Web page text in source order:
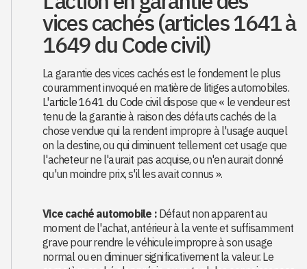
vices cachés (articles 1641 à
1649 du Code civil)
La garantie des vices cachés est le fondement le plus
couramment invoqué en matière de litiges automobiles.
L'article 1641 du Code civildispose que « le vendeur est
tenu de la garantie à raison des défauts cachés de la
chose vendue qui la rendent impropre à l'usage auquel
on la destine, ou qui diminuent tellement cet usage que
l'acheteur ne l'aurait pas acquise, ou n'en aurait donné
qu'un moindre prix, s'il les avait connus ».
Vice caché automobile :Défaut non apparent au
moment de l'achat, antérieur à la vente et suffisamment
grave pour rendre le véhicule impropre à son usage
normal ou en diminuer significativement la valeur. Le